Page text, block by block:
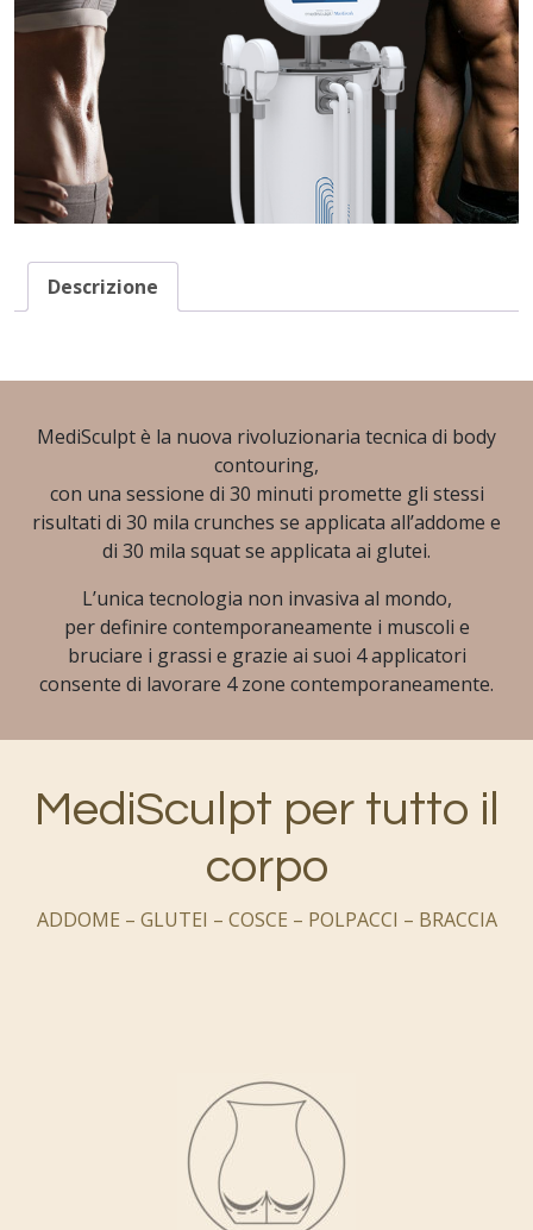
Descrizione
MediSculpt è la nuova rivoluzionaria tecnica di body
contouring,
con una sessione di 30 minuti promette gli stessi
risultati di 30 mila crunches se applicata all’addome e
di 30 mila squat se applicata ai glutei.
L’unica tecnologia non invasiva al mondo,
per definire contemporaneamente i muscoli e
bruciare i grassi e grazie ai suoi 4 applicatori
consente di lavorare 4 zone contemporaneamente.
MediSculpt per tutto il
corpo
ADDOME – GLUTEI – COSCE – POLPACCI – BRACCIA